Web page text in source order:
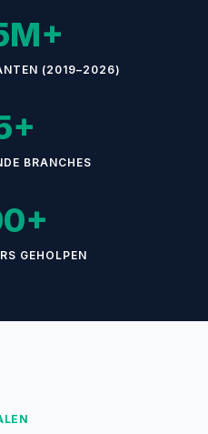
(2019–2026)
BRANCHES
GEHOLPEN